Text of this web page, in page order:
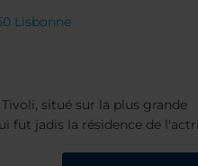
Lisbonne
situé sur la plus grande
fut jadis la résidence de